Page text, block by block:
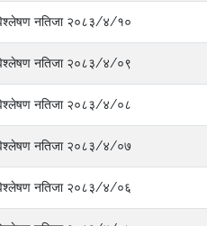
नतिजा २०८३/४/१०
नतिजा २०८३/४/०९
नतिजा २०८३/४/०८
नतिजा २०८३/४/०७
नतिजा २०८३/४/०६